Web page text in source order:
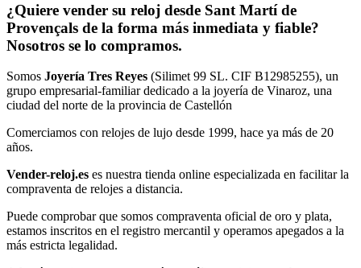
¿Quiere vender su reloj desde Sant Martí de
Provençals de la forma más inmediata y fiable?
Nosotros se lo compramos.
Somos Joyería Tres Reyes (Silimet 99 SL. CIF B12985255), un
grupo empresarial-familiar dedicado a la joyería de Vinaroz, una
ciudad del norte de la provincia de Castellón
Comerciamos con relojes de lujo desde 1999, hace ya más de 20
años.
Vender-reloj.es es nuestra tienda online especializada en facilitar la
compraventa de relojes a distancia.
Puede comprobar que somos compraventa oficial de oro y plata,
estamos inscritos en el registro mercantil y operamos apegados a la
más estricta legalidad.